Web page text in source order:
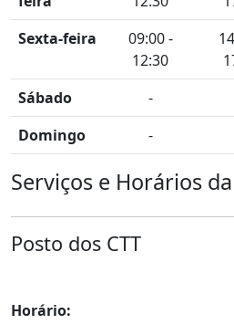
Sexta-feira
09:00 -
12:30
Sábado -
Domingo
-
Serviços e Horários
Posto dos CTT
Horário: